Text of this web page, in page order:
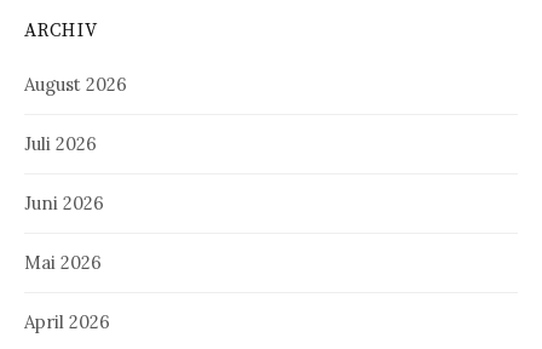
ARCHIV
August 2026
Juli 2026
Juni 2026
Mai 2026
April 2026